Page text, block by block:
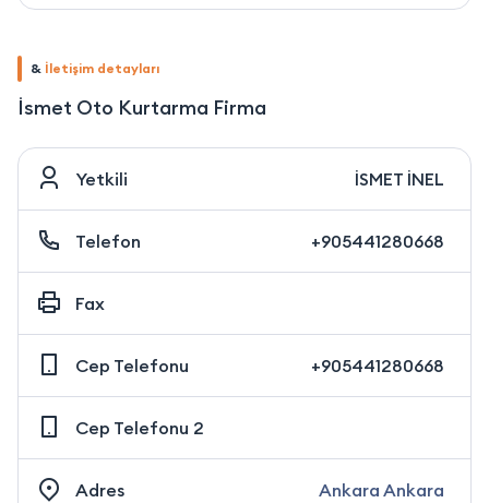
& İletişim detayları
İsmet Oto Kurtarma Firma
Yetkili İSMET İNEL
Telefon +905441280668
Fax
Cep Telefonu +905441280668
Cep Telefonu 2
Adres Ankara Ankara